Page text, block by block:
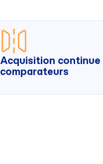
Acquisition continue
comparateurs